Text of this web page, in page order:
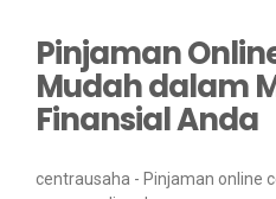
Pinjaman
Mudah dalam
Finansial Anda
centrausaha - Pinjaman online